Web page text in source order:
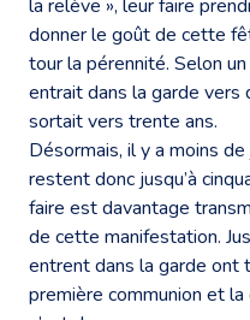
la relève », leur faire
donner le goût de cette
tour la pérennité. Selon
entrait dans la garde vers
sortait vers trente ans.
Désormais, il y a moins
restent donc jusqu’à
faire est davantage
de cette manifestation.
entrent dans la garde ont
première communion et